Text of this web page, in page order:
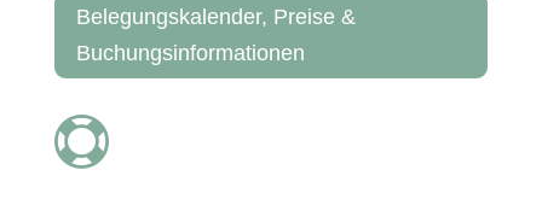
Belegungskalender, Preise &
Buchungsinformationen
